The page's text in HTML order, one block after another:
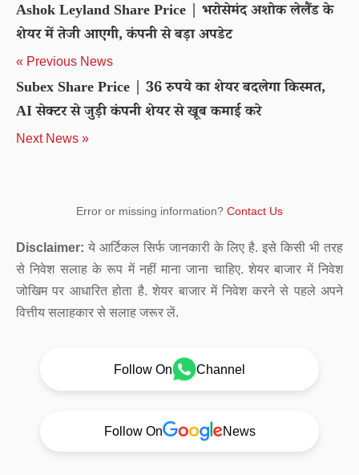
Ashok Leyland Share Price | भरोसेमंद अशोक लेलैंड के
शेयर में तेजी आएगी, कंपनी से बड़ा अपडेट
« Previous News
Subex Share Price | 36 रुपये का शेयर बदलेगा किस्मत,
AI सेक्टर से जुड़ी कंपनी शेयर से खूब कमाई करे
Next News »
Error or missing information? Contact Us
Disclaimer: ये आर्टिकल सिर्फ जानकारी के लिए है. इसे किसी भी तरह
से निवेश सलाह के रूप में नहीं माना जाना चाहिए. शेयर बाजार में निवेश
जोखिम पर आधारित होता है. शेयर बाजार में निवेश करने से पहले अपने
वित्तीय सलाहकार से सलाह जरूर लें.
Follow On Channel
Follow On News